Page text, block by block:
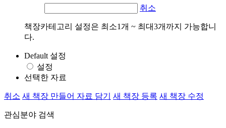
취소
책장카테고리 설정은 최소1개 ~ 최대3개까지 가능합니
다.
Default 설정
설정
선택한 자료
취소 새 책장 만들어 자료 담기 새 책장 등록 새 책장 수정
관심분야 검색